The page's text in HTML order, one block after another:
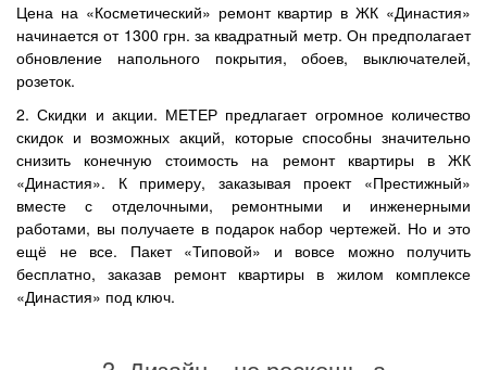
Цена на «Косметический» ремонт квартир в ЖК «Династия»
начинается от 1300 грн. за квадратный метр. Он предполагает
обновление напольного покрытия, обоев, выключателей,
розеток.
2. Скидки и акции. МЕТЕР предлагает огромное количество
скидок и возможных акций, которые способны значительно
снизить конечную стоимость на ремонт квартиры в ЖК
«Династия». К примеру, заказывая проект «Престижный»
вместе с отделочными, ремонтными и инженерными
работами, вы получаете в подарок набор чертежей. Но и это
ещё не все. Пакет «Типовой» и вовсе можно получить
бесплатно, заказав ремонт квартиры в жилом комплексе
«Династия» под ключ.